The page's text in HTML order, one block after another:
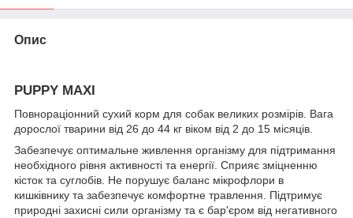
Опис
PUPPY MAXI
Повнораціонний сухий корм для собак великих розмірів. Вага
дорослої тварини від 26 до 44 кг віком від 2 до 15 місяців.
Забезпечує оптимальне живлення організму для підтримання
необхідного рівня активності та енергії. Сприяє зміцненню
кісток та суглобів. Не порушує баланс мікрофлори в
кишківнику та забезпечує комфортне травлення. Підтримує
природні захисні сили організму та є бар'єром від негативного